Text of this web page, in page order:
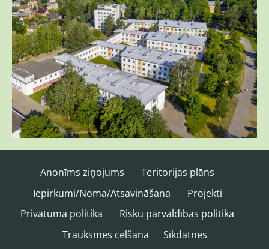
Anonīms ziņojums
Teritorijas plāns
Iepirkumi/Noma/Atsavināšana
Projekti
Privātuma politika
Risku pārvaldības politika
Trauksmes celšana
Sīkdatnes